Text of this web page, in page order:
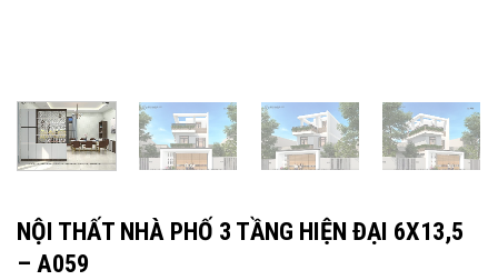
NỘI THẤT NHÀ PHỐ 3 TẦNG HIỆN ĐẠI 6X13,5
– A059